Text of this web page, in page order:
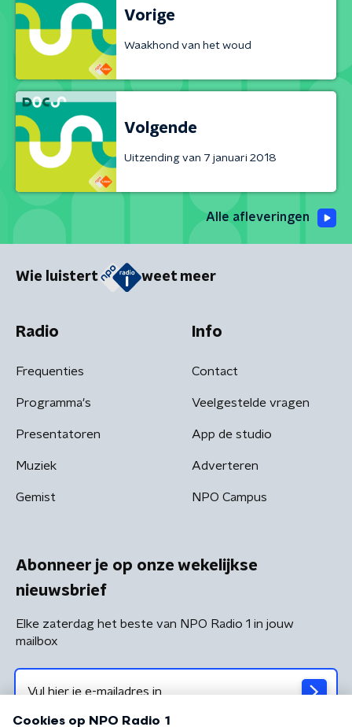
Vorige
Waakhond van het woud
Volgende
Uitzending van 7 januari 2018
Alle afleveringen
Wie luistert weet meer
Radio
Frequenties
Programma's
Presentatoren
Muziek
Gemist
Info
Contact
Veelgestelde vragen
App de studio
Adverteren
NPO Campus
Abonneer je op onze wekelijkse
nieuwsbrief
Elke zaterdag het beste van NPO Radio 1 in jouw
mailbox